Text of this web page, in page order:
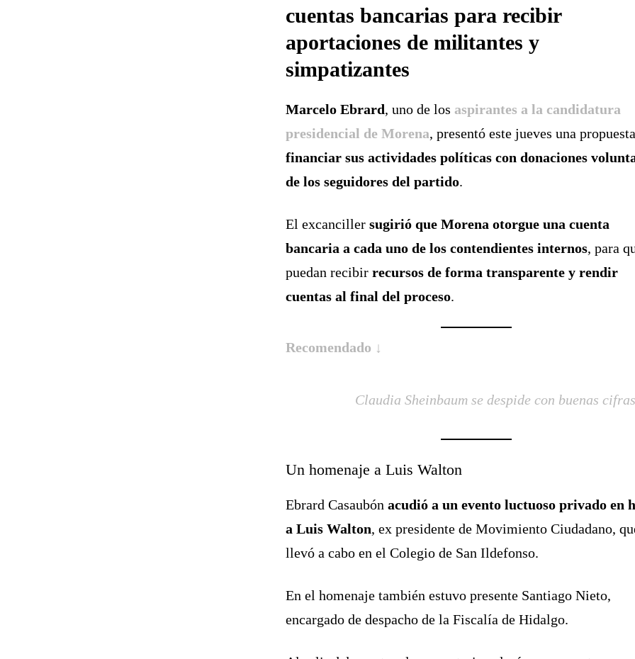
cuentas bancarias para recibir
aportaciones de militantes y
simpatizantes
Marcelo Ebrard, uno de los aspirantes a la candidatura
presidencial de Morena, presentó este jueves una
financiar sus actividades políticas con donaciones
de los seguidores del partido.
El excancillersugirió que Morena otorgue una cuenta
bancaria a cada uno de los contendientes internos, para
puedan recibirrecursos de forma transparente y rendir
cuentas al final del proceso.
Recomendado ↓
Claudia Sheinbaum se despide con buenas cifras
Un homenaje a Luis Walton
Ebrard Casaubónacudió a un evento luctuoso privado en
a Luis Walton, ex presidente de Movimiento Ciudadano,
llevó a cabo en el Colegio de San Ildefonso.
En el homenaje también estuvo presente Santiago Nieto,
encargado de despacho de la Fiscalía de Hidalgo.